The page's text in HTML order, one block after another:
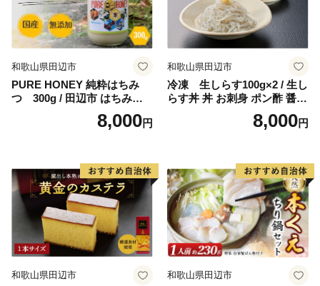
和歌山県田辺市
PURE HONEY 純粋はちみ
つ 300g / 田辺市 はちみつ
ハチミツ 蜂蜜 無添加 国産
8,000円
和歌山県田辺市
冷凍 生しらす100g×2 / 生し
らす丼 丼 お刺身 ポン酢 醤油
小分け シラス 冷凍 生 ギフト
お取り寄せ 和歌山県 田辺市
8,000円
和歌山県田辺市 和歌山県田辺市